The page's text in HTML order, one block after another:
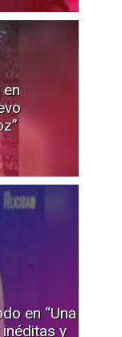
en
en “Una
y